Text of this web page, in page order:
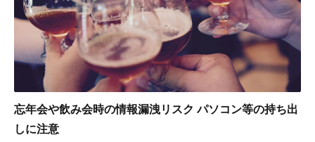
忘年会や飲み会時の情報漏洩リスク パソコン等の持ち出
しに注意